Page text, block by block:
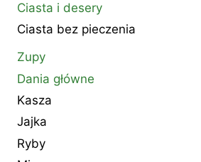
Ciasta i desery
Ciasta bez pieczenia
Zupy
Dania główne
Kasza
Jajka
Ryby